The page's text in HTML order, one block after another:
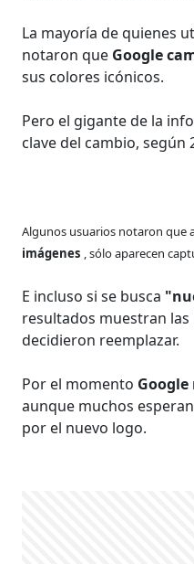
La mayoría de quienes
notaron que Google
sus colores icónicos.
Pero el gigante de la
clave del cambio, según
Algunos usuarios notaron que
imágenes , sólo aparecen
E incluso si se busca
resultados muestran
decidieron reemplazar.
Por el momento
aunque muchos
por el nuevo logo.